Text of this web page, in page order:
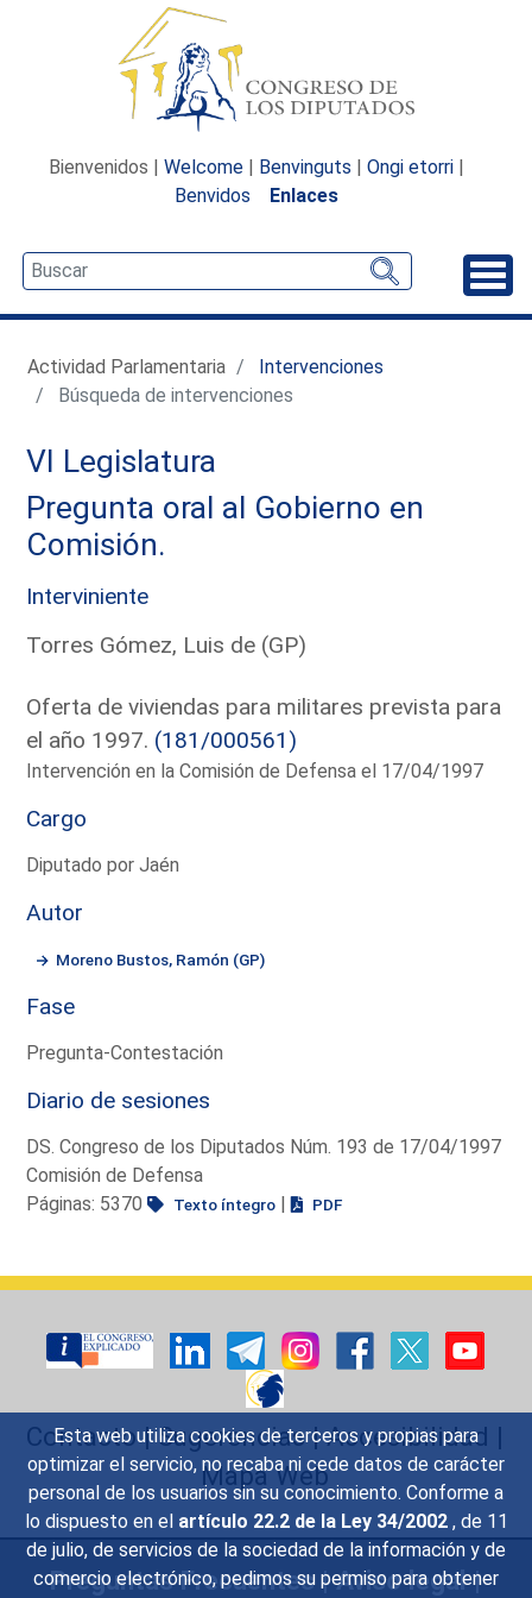
Esta web utiliza cookies de terceros y propias para
optimizar el servicio, no recaba ni cede datos de carácter
personal de los usuarios sin su conocimiento. Conforme a
lo dispuesto en el artículo 22.2 de la Ley 34/2002 , de 11
de julio, de servicios de la sociedad de la información y de
comercio electrónico, pedimos su permiso para obtener
Bienvenidos | Welcome | Benvinguts | Ongi etorri |
Benvidos
Enlaces
Actividad Parlamentaria
Intervenciones
Búsqueda de intervenciones
VI Legislatura
Pregunta oral al Gobierno en
Comisión.
Interviniente
Torres Gómez, Luis de (GP)
Oferta de viviendas para militares prevista para
el año 1997. (181/000561)
Intervención en la Comisión de Defensa el 17/04/1997
Cargo
Diputado por Jaén
Autor
Moreno Bustos, Ramón (GP)
Fase
Pregunta-Contestación
Diario de sesiones
DS. Congreso de los Diputados Núm. 193 de 17/04/1997
Comisión de Defensa
Páginas: 5370
Texto íntegro | PDF
Contacto|Sugerencias|Accesibilidad |
Mapa Web
Preguntas Frecuentes|Aviso legal|